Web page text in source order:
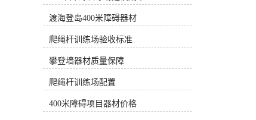
练习者各自的健身目标需求，可以选
择和使用健身器材，事半功倍！
新以及企业团建活动的多元化，能够
锻炼参与者协作能力、身体协调性以
及心理素质的综合型器材逐渐成为市
场的新宠。其中，三人协作攀登架凭
借其独特的设计理念和较高的趣味
性，正受到越来越多客户的青睐。作
为一家集研发、生产、销售与售后服
务于一体的专业体育器材企业，河北
渡海登岛400米障碍器材
爬绳杆训练场验收标准
攀登墙器材质量保障
爬绳杆训练场配置
400米障碍项目器材价格